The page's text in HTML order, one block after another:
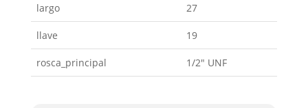
largo 27
llave 19
rosca_principal 1/2" UNF